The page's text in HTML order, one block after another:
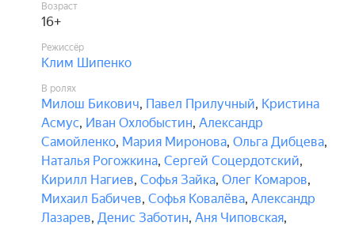
Возраст
16+
Режиссёр
Клим Шипенко
В ролях
Милош Бикович, Павел Прилучный, Кристина
Асмус, Иван Охлобыстин, Александр
Самойленко, Мария Миронова, Ольга Дибцева,
Наталья Рогожкина, Сергей Соцердотский,
Кирилл Нагиев, Софья Зайка, Олег Комаров,
Михаил Бабичев, Софья Ковалёва, Александр
Лазарев, Денис Заботин, Аня Чиповская,